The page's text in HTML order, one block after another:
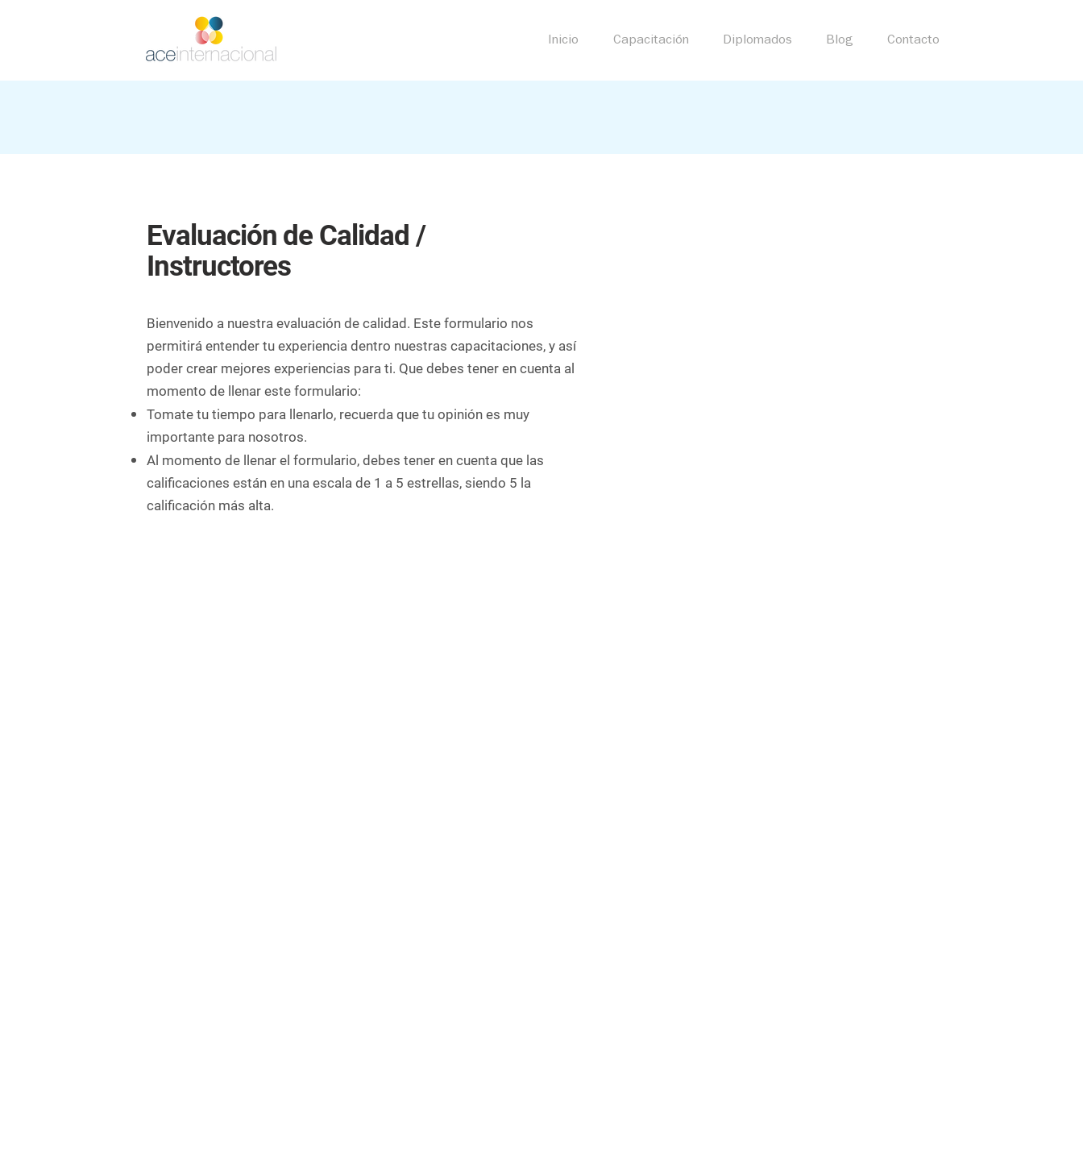
Inicio Capacitación Diplomados Blog Contacto
Evaluación de Calidad /
Instructores
Bienvenido a nuestra evaluación de calidad. Este formulario nos
permitirá entender tu experiencia dentro nuestras capacitaciones, y así
poder crear mejores experiencias para ti. Que debes tener en cuenta al
momento de llenar este formulario:
Tomate tu tiempo para llenarlo, recuerda que tu opinión es muy
importante para nosotros.
Al momento de llenar el formulario, debes tener en cuenta que las
calificaciones están en una escala de 1 a 5 estrellas, siendo 5 la
calificación más alta.